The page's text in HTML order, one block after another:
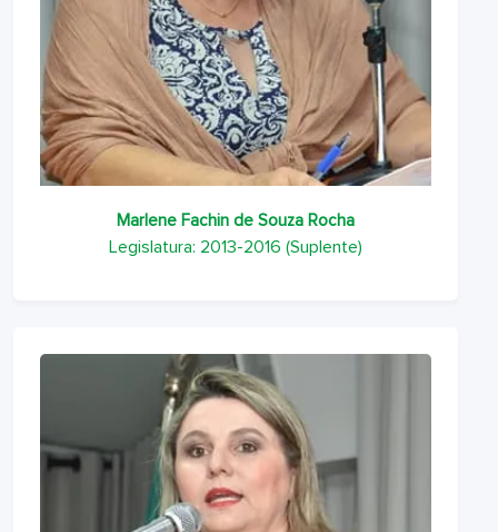
Marlene Fachin de Souza Rocha
Legislatura: 2013-2016 (Suplente)